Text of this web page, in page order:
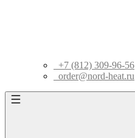
+7 (812) 309-96-56
order@nord-heat.ru